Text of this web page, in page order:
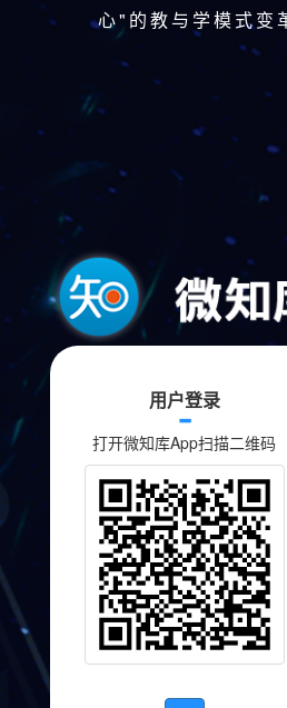
心"的教与学模式变
用户登录
打开微知库App扫描二维码